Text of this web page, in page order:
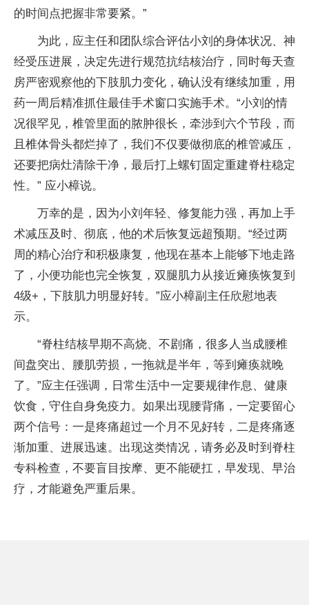
的时间点把握非常要紧。”
为此，应主任和团队综合评估小刘的身体状况、神
经受压进展，决定先进行规范抗结核治疗，同时每天查
房严密观察他的下肢肌力变化，确认没有继续加重，用
药一周后精准抓住最佳手术窗口实施手术。“小刘的情
况很罕见，椎管里面的脓肿很长，牵涉到六个节段，而
且椎体骨头都烂掉了，我们不仅要做彻底的椎管减压，
还要把病灶清除干净，最后打上螺钉固定重建脊柱稳定
性。” 应小樟说。
万幸的是，因为小刘年轻、修复能力强，再加上手
术减压及时、彻底，他的术后恢复远超预期。“经过两
周的精心治疗和积极康复，他现在基本上能够下地走路
了，小便功能也完全恢复，双腿肌力从接近瘫痪恢复到
4级+，下肢肌力明显好转。”应小樟副主任欣慰地表
示。
“脊柱结核早期不高烧、不剧痛，很多人当成腰椎
间盘突出、腰肌劳损，一拖就是半年，等到瘫痪就晚
了。”应主任强调，日常生活中一定要规律作息、健康
饮食，守住自身免疫力。如果出现腰背痛，一定要留心
两个信号：一是疼痛超过一个月不见好转，二是疼痛逐
渐加重、进展迅速。出现这类情况，请务必及时到脊柱
专科检查，不要盲目按摩、更不能硬扛，早发现、早治
疗，才能避免严重后果。